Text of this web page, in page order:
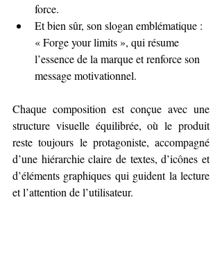
force.
Et bien sûr, son slogan emblématique :
« Forge your limits », qui résume
l’essence de la marque et renforce son
message motivationnel.
Chaque composition est conçue avec une
structure visuelle équilibrée, où le produit
reste toujours le protagoniste, accompagné
d’une hiérarchie claire de textes, d’icônes et
d’éléments graphiques qui guident la lecture
et l’attention de l’utilisateur.